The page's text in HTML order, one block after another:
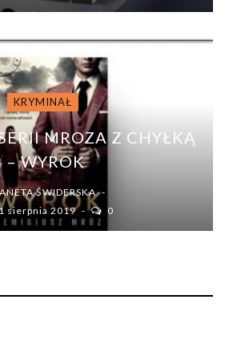
KRYMINAŁ
MROZA Z CHYŁKĄ
– WYROK
ŚWIDERSKA
sierpnia 2019
0